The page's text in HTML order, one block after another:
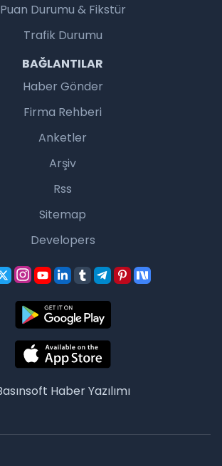
Puan Durumu & Fikstür
Trafik Durumu
BAĞLANTILAR
Haber Gönder
Firma Rehberi
Anketler
Arşiv
Rss
Sitemap
Developers
Haber Yazılımı